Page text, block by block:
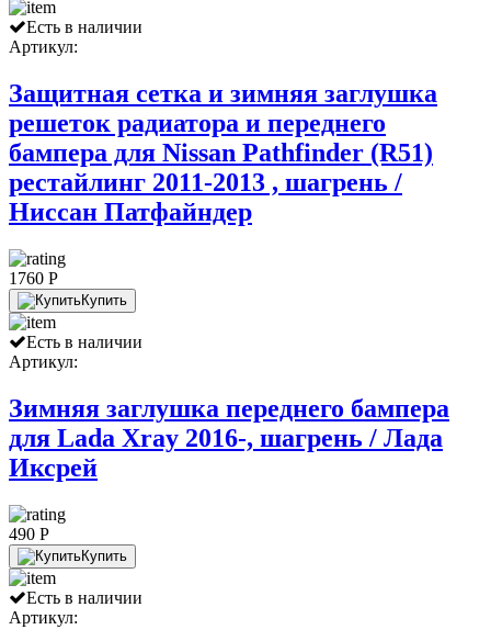
Есть в наличии
Артикул:
Защитная сетка и зимняя заглушка
решеток радиатора и переднего
бампера для Nissan Pathfinder (R51)
рестайлинг 2011-2013 , шагрень /
Ниссан Патфайндер
1760 P
Купить
Есть в наличии
Артикул:
Зимняя заглушка переднего бампера
для Lada Xray 2016-, шагрень / Лада
Иксрей
490 P
Купить
Есть в наличии
Артикул: